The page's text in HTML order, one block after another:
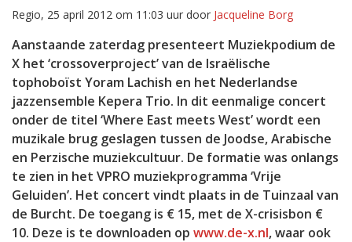
Regio, 25 april 2012 om 11:03 uur door Jacqueline Borg
Aanstaande zaterdag presenteert Muziekpodium de
X het ‘crossoverproject’ van de Israëlische
tophoboïst Yoram Lachish en het Nederlandse
jazzensemble Kepera Trio. In dit eenmalige concert
onder de titel ‘Where East meets West’ wordt een
muzikale brug geslagen tussen de Joodse, Arabische
en Perzische muziekcultuur. De formatie was onlangs
te zien in het VPRO muziekprogramma ‘Vrije
Geluiden’. Het concert vindt plaats in de Tuinzaal van
de Burcht. De toegang is € 15, met de X-crisisbon €
10. Deze is te downloaden op www.de-x.nl, waar ook